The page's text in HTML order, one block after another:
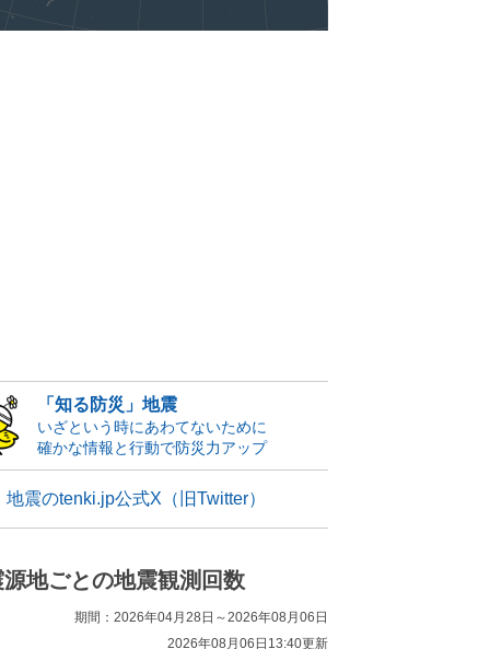
「知る防災」地震
いざという時にあわてないために
確かな情報と行動で防災力アップ
地震のtenki.jp公式X（旧Twitter）
源地ごとの地震観測回数
期間：2026年04月28日～2026年08月06日
2026年08月06日13:40更新